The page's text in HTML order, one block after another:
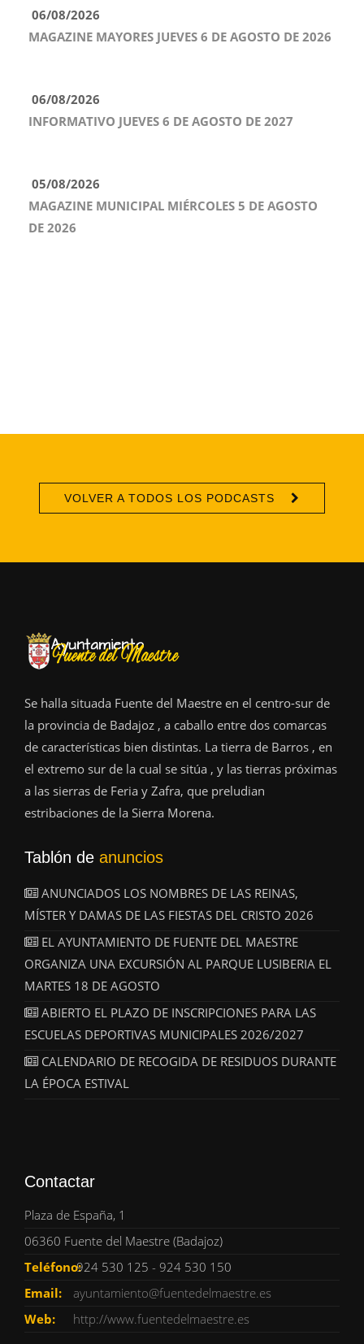
06/08/2026
MAGAZINE MAYORES JUEVES 6 DE AGOSTO DE 2026
06/08/2026
INFORMATIVO JUEVES 6 DE AGOSTO DE 2027
05/08/2026
MAGAZINE MUNICIPAL MIÉRCOLES 5 DE AGOSTO
DE 2026
VOLVER A TODOS LOS PODCASTS
Se halla situada Fuente del Maestre en el centro-sur de
la provincia de Badajoz , a caballo entre dos comarcas
de características bien distintas. La tierra de Barros , en
el extremo sur de la cual se sitúa , y las tierras próximas
a las sierras de Feria y Zafra, que preludian
estribaciones de la Sierra Morena.
Tablón de anuncios
ANUNCIADOS LOS NOMBRES DE LAS REINAS,
MÍSTER Y DAMAS DE LAS FIESTAS DEL CRISTO 2026
EL AYUNTAMIENTO DE FUENTE DEL MAESTRE
ORGANIZA UNA EXCURSIÓN AL PARQUE LUSIBERIA EL
MARTES 18 DE AGOSTO
ABIERTO EL PLAZO DE INSCRIPCIONES PARA LAS
ESCUELAS DEPORTIVAS MUNICIPALES 2026/2027
CALENDARIO DE RECOGIDA DE RESIDUOS DURANTE
LA ÉPOCA ESTIVAL
Contactar
Plaza de España, 1
06360 Fuente del Maestre (Badajoz)
Teléfono:924 530 125 - 924 530 150
Email:
ayuntamiento@fuentedelmaestre.es
Web:
http://www.fuentedelmaestre.es